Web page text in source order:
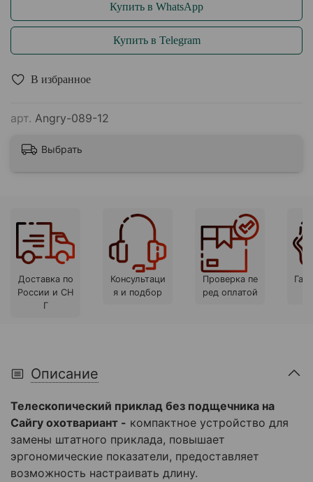
В избранное
арт. Angry-089-12
Купить в WhatsApp
Купить в Telegram
Выбрать
Доставка по
России и СН
Г
Консультаци
я и подбор
Проверка пе
ред оплатой
Описание
Телескопический приклад без подщечника на
Сайгу охотвариант - компактное устройство для
замены штатного приклада, повышает
эргономические показатели, предоставляет
возможность настраивать длину.